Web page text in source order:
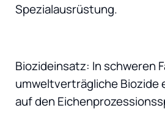
Spezialausrüstung.
Biozideinsatz: In schweren
umweltverträgliche Biozide
auf den